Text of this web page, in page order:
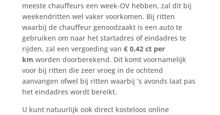
meeste chauffeurs een week-OV hebben, zal dit bij
weekendritten wel vaker voorkomen. Bij ritten
waarbij de chauffeur genoodzaakt is een auto te
gebruiken om naar het startadres of eindadres te
rijden, zal een vergoeding van € 0,42 ct per
km worden doorberekend. Dit komt voornamelijk
voor bij ritten die zeer vroeg in de ochtend
aanvangen ofwel bij ritten waarbij ’s avonds laat pas
het eindadres wordt bereikt.
U kunt natuurlijk ook direct kosteloos online